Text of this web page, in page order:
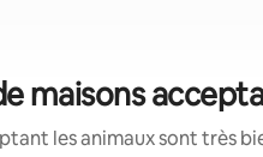
maisons
les animaux sont très